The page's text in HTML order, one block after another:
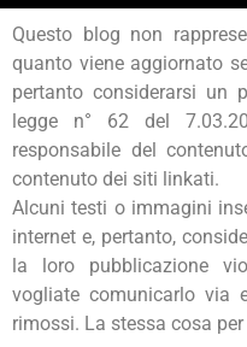
Questo blog non
quanto viene aggiornato
pertanto considerarsi un
legge n° 62 del
responsabile del
contenuto dei siti linkati.
Alcuni testi o immagini
internet e, pertanto,
la loro pubblicazione
vogliate comunicarlo via
rimossi. La stessa cosa